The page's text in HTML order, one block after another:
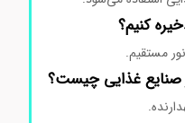
کنیم؟
غذایی چیست؟